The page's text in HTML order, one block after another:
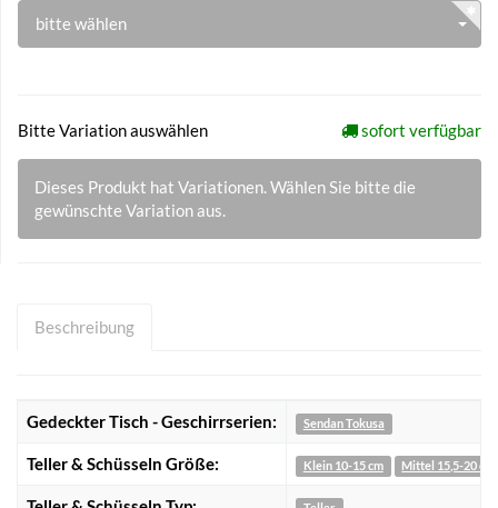
bitte wählen
Bitte Variation auswählen sofort verfügbar
Dieses Produkt hat Variationen. Wählen Sie bitte die
gewünschte Variation aus.
Beschreibung
Gedeckter Tisch - Geschirrserien: Sendan Tokusa
Teller & Schüsseln Größe: Klein 10-15 cm Mittel 15,5-20 cm